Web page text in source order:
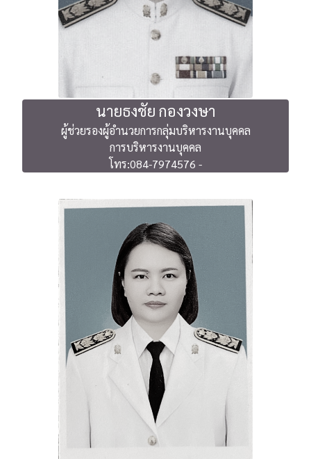
นายธงชัย กองวงษา
ผู้ช่วยรองผู้อำนวยการกลุ่มบริหารงานบุคคล
การบริหารงานบุคคล
โทร:084-7974576 -